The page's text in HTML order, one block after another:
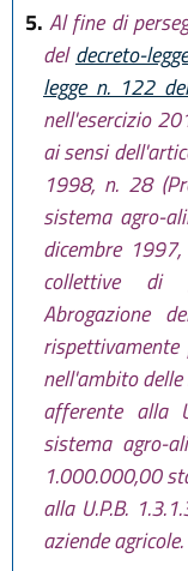
5. Al fine di
deldecreto-
legge n. 122
nell'esercizio
ai sensi
1998, n. 28
sistema agro-
dicembre
collettive di
Abrogazione
nell'ambito
afferente alla
sistema agro-
1.000.000,00
alla U.P.B.
aziende agricole.